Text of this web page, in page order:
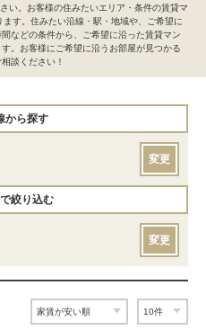
い。お客様の住みたいエリア・条件の賃貸マ
す。住みたい沿線・駅・地域や、ご希望に
などの条件から、ご希望に沿った賃貸マン
。お客様にご希望に沿うお部屋が見つかる
談ください！
から探す
変更
絞り込む
変更